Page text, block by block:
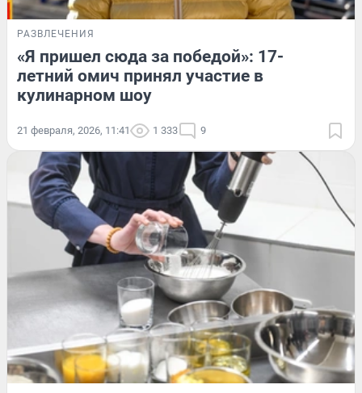
РАЗВЛЕЧЕНИЯ
«Я пришел сюда за победой»: 17-
летний омич принял участие в
кулинарном шоу
21 февраля, 2026, 11:41 1 333 9